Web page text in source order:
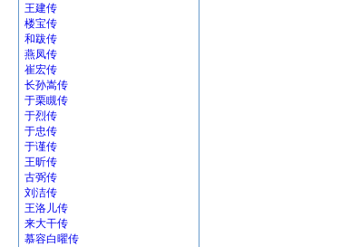
王建传
楼宝传
和跋传
燕凤传
崔宏传
长孙嵩传
于栗瞡传
于烈传
于忠传
于谨传
王昕传
古弼传
刘洁传
王洛儿传
来大干传
慕容白曜传